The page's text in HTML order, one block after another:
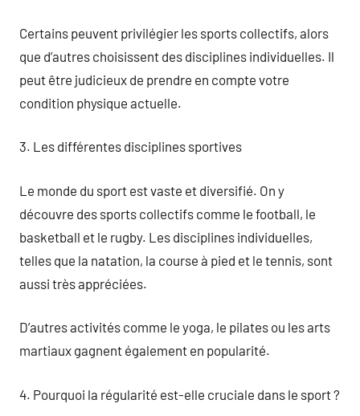
Certains peuvent privilégier les sports collectifs, alors
que d’autres choisissent des disciplines individuelles. Il
peut être judicieux de prendre en compte votre
condition physique actuelle.
3. Les différentes disciplines sportives
Le monde du sport est vaste et diversifié. On y
découvre des sports collectifs comme le football, le
basketball et le rugby. Les disciplines individuelles,
telles que la natation, la course à pied et le tennis, sont
aussi très appréciées.
D’autres activités comme le yoga, le pilates ou les arts
martiaux gagnent également en popularité.
4. Pourquoi la régularité est-elle cruciale dans le sport ?